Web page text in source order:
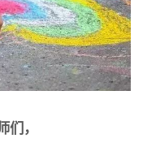
们，